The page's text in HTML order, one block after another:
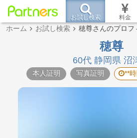
お試し検索 料金
ホーム お試し検索 穂尊さんのプロフ
穂尊
60代 静岡県 沼
本人証明 写真証明 **